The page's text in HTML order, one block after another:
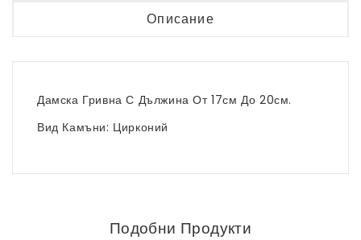
Описание
Дамска Гривна С Дължина От 17см До 20см.
Вид Камъни: Цирконий
Подобни Продукти